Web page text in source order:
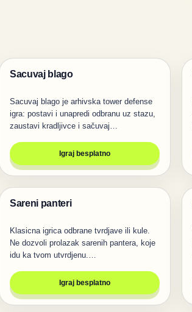
Igre
Sacuvaj blago
Sacuvaj blago je arhivska tower defense
igra: postavi i unapredi odbranu uz stazu,
zaustavi kradljivce i sačuvaj…
Igraj besplatno
Pucanje
Sareni panteri
Klasicna igrica odbrane tvrdjave ili kule.
Ne dozvoli prolazak sarenih pantera, koje
idu ka tvom utvrdjenu.…
Igraj besplatno